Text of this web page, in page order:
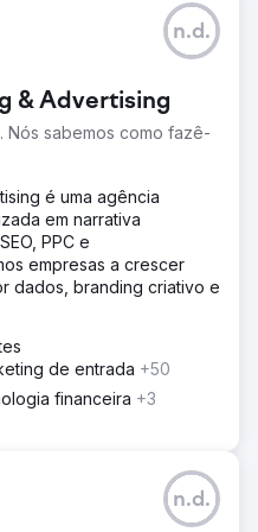
um site de viagens para
de SEO, melhorando o
criaram páginas de
nas a uma campanha
alcançaram um sucesso
orgânico e as
no local, identificamos
correções.
o desempenho e a
levando a melhorias
em um aumento
demonstrando a eficácia
alcançou melhores
baixo e a uma maior
orgânicas
& Advertising
sabemos como fazê-
n.d.
é uma agência
em narrativa
PPC e
empresas a crescer
dados, branding criativo e
de entrada +50
financeira +3
n.d.